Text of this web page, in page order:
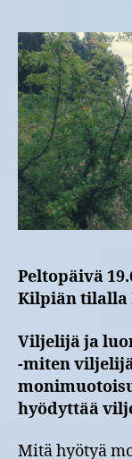
Peltopäivä
Kilpiän tilalla
Viljelijä ja
-miten
hyödyttää
Mitä hyötyä